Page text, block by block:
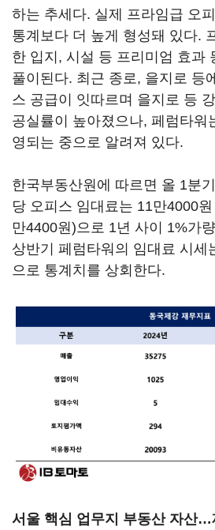
하는 추세다. 실제 프라임급 오
통계보다 더 높게 형성돼 있다.
한 입지, 시설 등 프리미엄 효과
풀이된다. 최근 종로, 을지로 등
스 공급이 잇따르며 을지로 등
공실률이 높아졌으나, 페럼타워
영되는 중으로 알려져 있다.
한국부동산원에 따르면 올 1분
당 오피스 임대료는 11만4000
만4400원)으로 1년 사이 1%가
상반기 페럼타워의 임대료 시세
으로 통계치를 상회한다.
서울 핵심 업무지 부동산 자산…